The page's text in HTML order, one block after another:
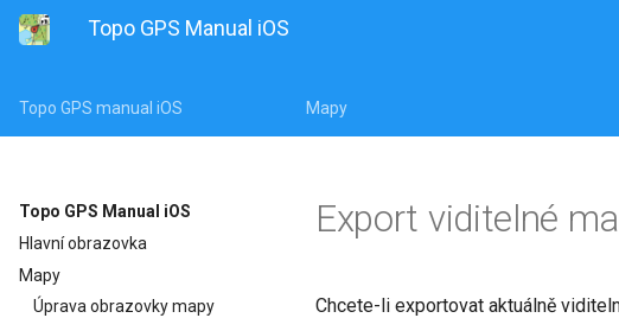
Topo GPS Manual iOS
Topo GPS manual iOS Mapy
Topo GPS Manual iOS
Hlavní obrazovka
Mapy
Úprava obrazovky mapy
Export viditelné
Chcete-li exportovat aktuálně